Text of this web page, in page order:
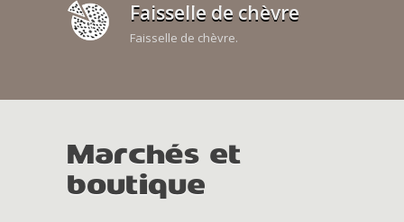
Faisselle de chèvre
Faisselle de chèvre.
Marchés et
boutique